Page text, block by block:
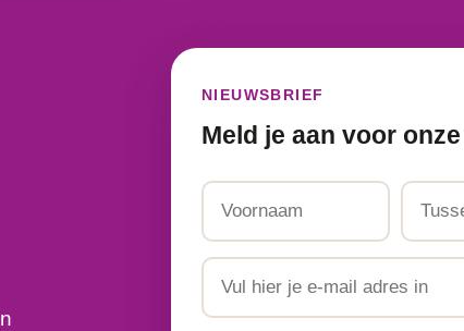
NIEUWSBRIEF
Meld je aan voor
Voornaam